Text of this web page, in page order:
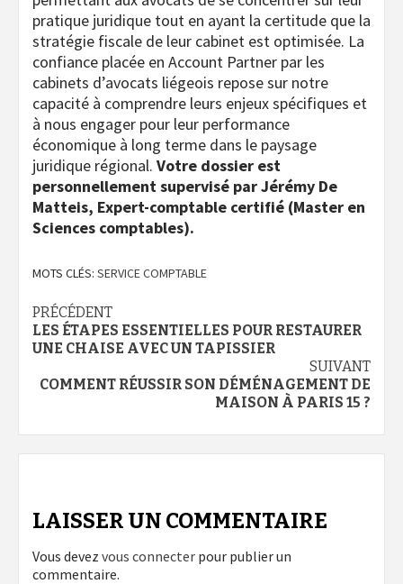
pratique juridique tout en ayant la certitude que la
stratégie fiscale de leur cabinet est optimisée. La
confiance placée en Account Partner par les
cabinets d’avocats liégeois repose sur notre
capacité à comprendre leurs enjeux spécifiques et
à nous engager pour leur performance
économique à long terme dans le paysage
juridique régional. Votre dossier est
personnellement supervisé par Jérémy De
Matteis, Expert-comptable certifié (Master en
Sciences comptables).
MOTS CLÉS: SERVICE COMPTABLE
Navigation
d’article
PRÉCÉDENT
LES ÉTAPES ESSENTIELLES POUR RESTAURER
UNE CHAISE AVEC UN TAPISSIER
SUIVANT
COMMENT RÉUSSIR SON DÉMÉNAGEMENT DE
MAISON À PARIS 15 ?
LAISSER UN COMMENTAIRE
Vous devez vous connecter pour publier un
commentaire.